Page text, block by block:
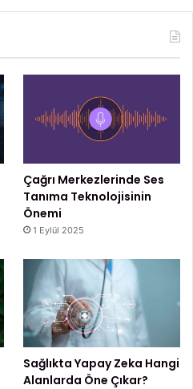
Çağrı Merkezlerinde Ses
Tanıma Teknolojisinin
Önemi
1 Eylül 2025
Sağlıkta Yapay Zeka Hangi
Alanlarda Öne Çıkar?